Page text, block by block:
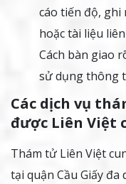
cáo tiến độ,
hoặc tài liệu
Cách bàn giao
sử dụng thông
Các dịch vụ
được Liên Việt
Thám tử Liên Việt
tại quận Cầu Giấy